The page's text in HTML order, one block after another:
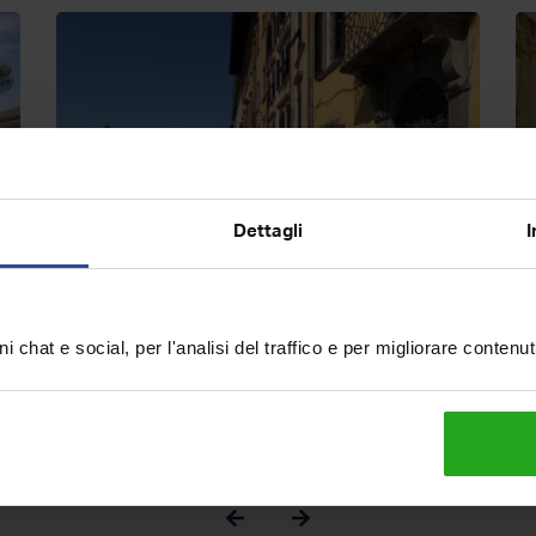
Dettagli
chat e social, per l'analisi del traffico e per migliorare
Lungarno Mediceo, Centro, Pisa
€ 399.000 €